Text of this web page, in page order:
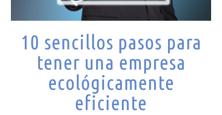
10 sencillos pasos para
tener una empresa
ecológicamente
eficiente